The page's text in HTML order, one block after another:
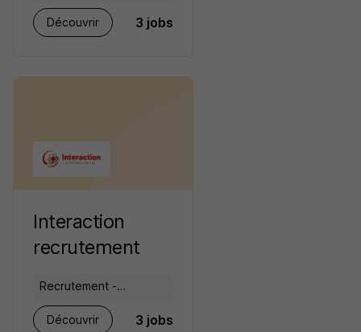
Placement - Conseils
RH
Découvrir 3 jobs
Interaction
recrutement
Recrutement -
Placement - Conseils
RH
Découvrir 3 jobs